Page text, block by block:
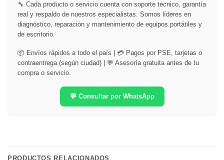
🔧 Cada producto o servicio cuenta con soporte técnico, garantía
real y respaldo de nuestros especialistas. Somos líderes en
diagnóstico, reparación y mantenimiento de equipos portátiles y
de escritorio.
📦 Envíos rápidos a todo el país | 💳 Pagos por PSE, tarjetas o
contraentrega (según ciudad) | 💬 Asesoría gratuita antes de tu
compra o servicio.
💬 Consultar por WhatsApp
PRODUCTOS RELACIONADOS